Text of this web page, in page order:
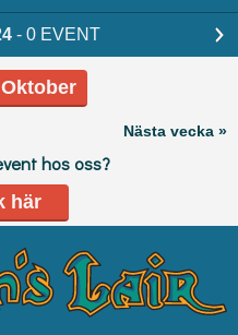
- 0 EVENT
Nästa vecka »
hos oss?
här